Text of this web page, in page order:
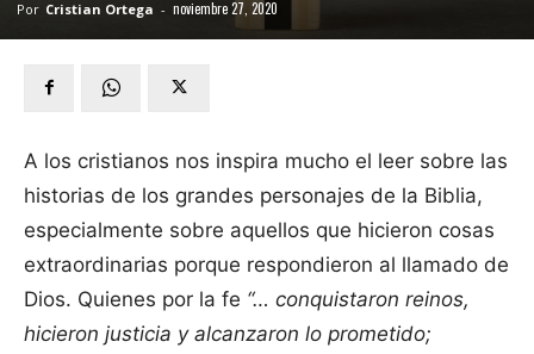
Por Cristian Ortega - noviembre 27, 2020
A los cristianos nos inspira mucho el leer sobre las
historias de los grandes personajes de la Biblia,
especialmente sobre aquellos que hicieron cosas
extraordinarias porque respondieron al llamado de
Dios. Quienes por la fe “… conquistaron reinos,
hicieron justicia y alcanzaron lo prometido;